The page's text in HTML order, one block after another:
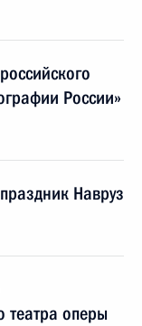
России»
Навруз
театра оперы